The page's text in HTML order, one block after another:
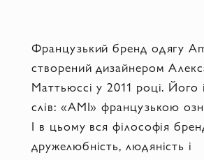
Французький бренд одягу
створений дизайнером
Маттьюссі у 2011 році. Його
слів: «AMI» французькою
І в цьому вся філософія
дружелюбність, людяність і